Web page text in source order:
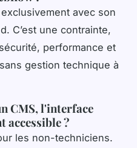
avec son
C’est une contrainte,
performance et
gestion technique à
CMS, l'interface
accessible ?
les non-techniciens.